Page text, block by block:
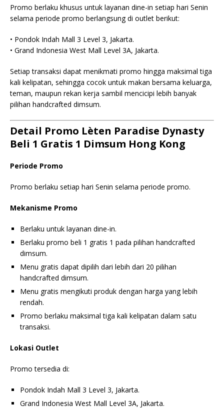
Promo berlaku khusus untuk layanan dine-in setiap hari Senin
selama periode promo berlangsung di outlet berikut:
• Pondok Indah Mall 3 Level 3, Jakarta.
• Grand Indonesia West Mall Level 3A, Jakarta.
Setiap transaksi dapat menikmati promo hingga maksimal tiga
kali kelipatan, sehingga cocok untuk makan bersama keluarga,
teman, maupun rekan kerja sambil mencicipi lebih banyak
pilihan handcrafted dimsum.
Detail Promo Lèten Paradise Dynasty
Beli 1 Gratis 1 Dimsum Hong Kong
Periode Promo
Promo berlaku setiap hari Senin selama periode promo.
Mekanisme Promo
Berlaku untuk layanan dine-in.
Berlaku promo beli 1 gratis 1 pada pilihan handcrafted
dimsum.
Menu gratis dapat dipilih dari lebih dari 20 pilihan
handcrafted dimsum.
Menu gratis mengikuti produk dengan harga yang lebih
rendah.
Promo berlaku maksimal tiga kali kelipatan dalam satu
transaksi.
Lokasi Outlet
Promo tersedia di:
Pondok Indah Mall 3 Level 3, Jakarta.
Grand Indonesia West Mall Level 3A, Jakarta.